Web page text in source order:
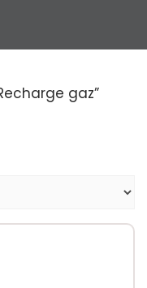
gaz”